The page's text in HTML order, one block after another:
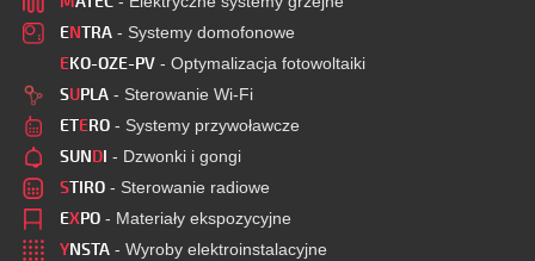
ENTRA - Systemy domofonowe
EKO-OZE-PV - Optymalizacja fotowoltaiki
SUPLA - Sterowanie Wi-Fi
ETERO - Systemy przywoławcze
SUNDI - Dzwonki i gongi
STIRO - Sterowanie radiowe
EXPO - Materiały ekspozycyjne
YNSTA - Wyroby elektroinstalacyjne